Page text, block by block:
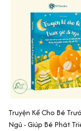
Truyện Kể Cho Bé
Ngủ - Giúp Bé Phát